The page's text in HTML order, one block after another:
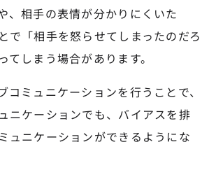
、相手の表情が分かりにくいた
で「相手を怒らせてしまったのだろ
てしまう場合があります。
コミュニケーションを行うことで、
ニケーションでも、バイアスを排
ュニケーションができるようにな